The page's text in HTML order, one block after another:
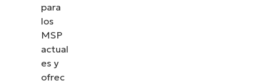
para
los
MSP
actual
es y
ofrec